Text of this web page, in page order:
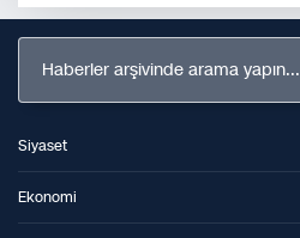
Haberler arşivinde arama yapın...
Siyaset
Ekonomi